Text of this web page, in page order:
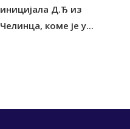
иницијала Д.Ђ из
Челинца, коме је у...